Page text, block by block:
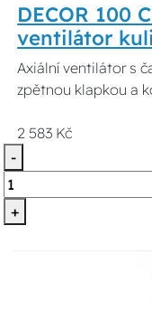
DECOR 100
ventilátor
Axiální ventilátor s
zpětnou klapkou a
2 583 Kč
-
+